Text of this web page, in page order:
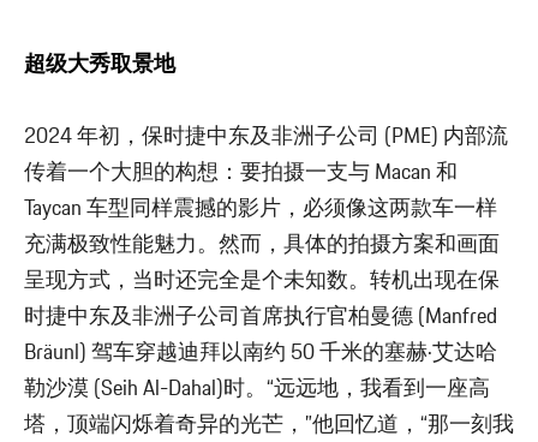
超级大秀取景地
2024 年初，保时捷中东及非洲子公司 (PME) 内部流
传着一个大胆的构想：要拍摄一支与 Macan 和
Taycan 车型同样震撼的影片，必须像这两款车一样
充满极致性能魅力。然而，具体的拍摄方案和画面
呈现方式，当时还完全是个未知数。转机出现在保
时捷中东及非洲子公司首席执行官柏曼德 (Manfred
Bräunl) 驾车穿越迪拜以南约 50 千米的塞赫·艾达哈
勒沙漠 (Seih Al-Dahal)时。“远远地，我看到一座高
塔，顶端闪烁着奇异的光芒，”他回忆道，“那一刻我